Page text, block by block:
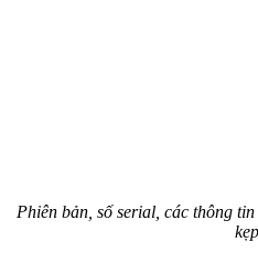
Phiên bản, số serial, các thông
kẹp